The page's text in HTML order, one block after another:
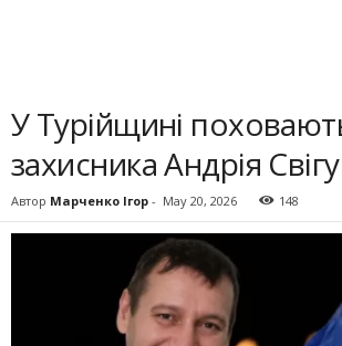
У Турійщині
захисника Андрія
Автор Марченко Ігор - May 20, 2026 148